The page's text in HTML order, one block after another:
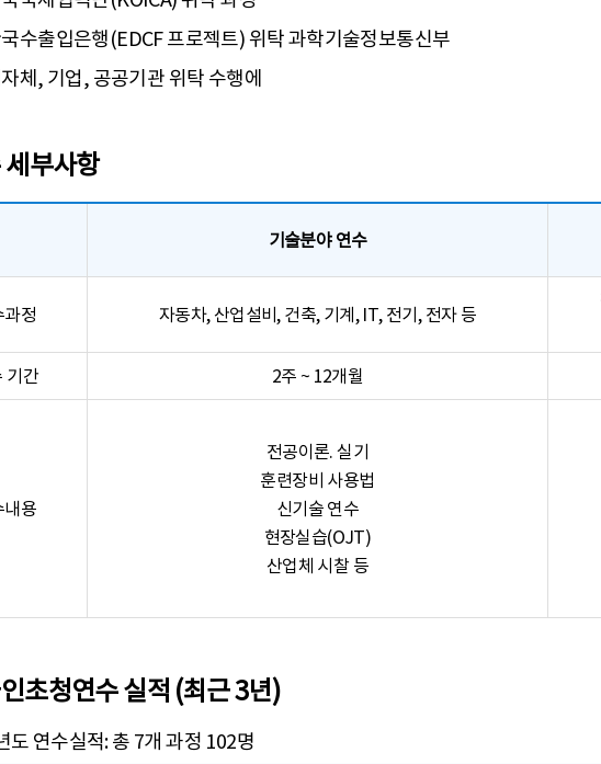
수출입은행(EDCF 프로젝트) 위탁 과학기술정보통신부
체, 기업, 공공기관 위탁 수행에
세부사항
기술분야 연수
과정 자동차, 산업설비, 건축, 기계, IT, 전기, 전자 등
기간 2주 ~ 12개월
내용
전공이론. 실기
훈련장비 사용법
신기술 연수
현장실습(OJT)
산업체 시찰 등
초청연수 실적 (최근 3년)
도 연수실적: 총 7개 과정 102명